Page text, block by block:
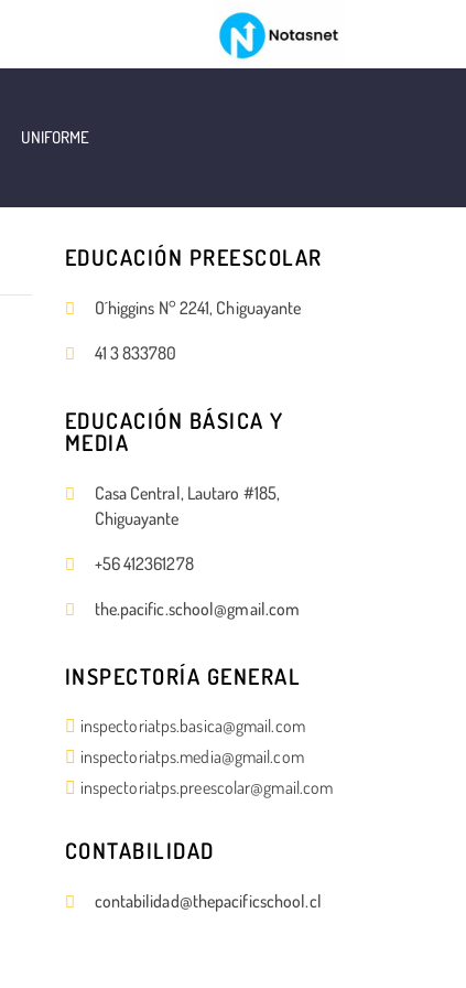
UNIFORME
EDUCACIÓN PREESCOLAR
O´higgins N° 2241, Chiguayante
41 3 833780
EDUCACIÓN BÁSICA Y
MEDIA
Casa Central, Lautaro #185,
Chiguayante
+56 412361278
the.pacific.school@gmail.com
INSPECTORÍA GENERAL
inspectoriatps.basica@gmail.com
inspectoriatps.media@gmail.com
inspectoriatps.preescolar@gmail.com
CONTABILIDAD
contabilidad@thepacificschool.cl